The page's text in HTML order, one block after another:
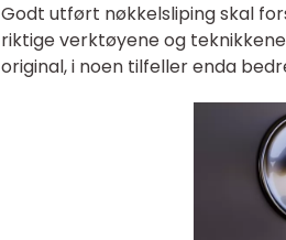
Godt utført nøkkelsliping skal
riktige verktøyene og
original, i noen tilfeller enda